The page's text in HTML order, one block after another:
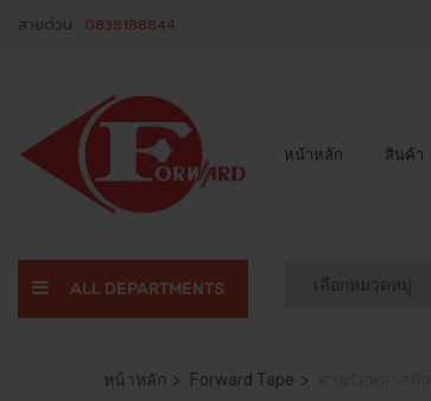
สายด่วน : 0838188844
หน้าหลัก สินค้า
ALL DEPARTMENTS
หน้าหลัก Forward Tape